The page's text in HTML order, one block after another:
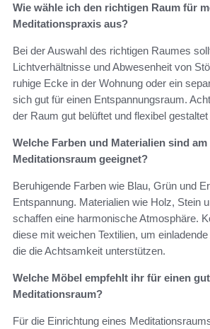
Wie wähle ich den richtigen Raum für
Meditationspraxis aus?
Bei der Auswahl des richtigen Raumes
Lichtverhältnisse und Abwesenheit von
ruhige Ecke in der Wohnung oder ein
sich gut für einen Entspannungsraum.
der Raum gut belüftet und flexibel
Welche Farben und Materialien sind
Meditationsraum geeignet?
Beruhigende Farben wie Blau, Grün und
Entspannung. Materialien wie Holz, Stein
schaffen eine harmonische Atmosphäre.
diese mit weichen Textilien, um
die die Achtsamkeit unterstützen.
Welche Möbel empfehlt ihr für einen
Meditationsraum?
Für die Einrichtung eines